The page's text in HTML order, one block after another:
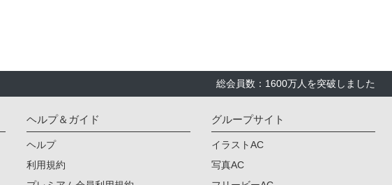
総会員数：1600万人を突破しました
ヘルプ＆ガイド
ヘルプ
利用規約
グループサイト
イラストAC
写真AC